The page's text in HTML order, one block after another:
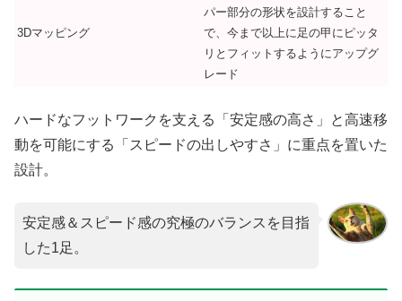
3Dマッピング
パー部分の形状を設計すること
で、今まで以上に足の甲にピッタ
リとフィットするようにアップグ
レード
ハードなフットワークを支える「安定感の高さ」と高速移
動を可能にする「スピードの出しやすさ」に重点を置いた
設計。
安定感＆スピード感の究極のバランスを目指
した1足。